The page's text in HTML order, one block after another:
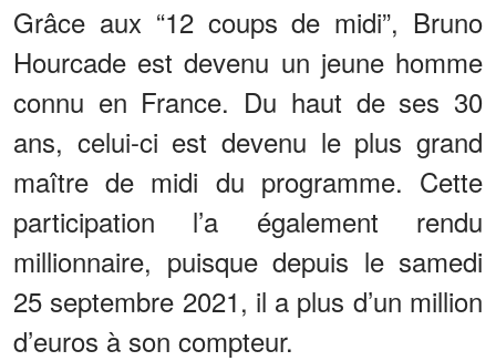
Grâce aux “12 coups de midi”, Bruno
Hourcade est devenu un jeune homme
connu en France. Du haut de ses 30
ans, celui-ci est devenu le plus grand
maître de midi du programme. Cette
participation l’a également rendu
millionnaire, puisque depuis le samedi
25 septembre 2021, il a plus d’un million
d’euros à son compteur.